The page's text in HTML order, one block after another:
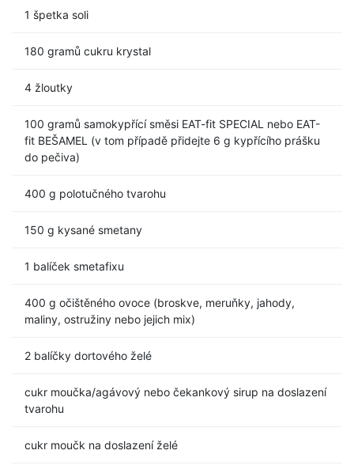
1 špetka soli
180 gramů cukru krystal
4 žloutky
100 gramů samokypřící směsi EAT-fit SPECIAL nebo EAT-
fit BEŠAMEL (v tom případě přidejte 6 g kypřícího prášku
do pečiva)
400 g polotučného tvarohu
150 g kysané smetany
1 balíček smetafixu
400 g očištěného ovoce (broskve, meruňky, jahody,
maliny, ostružiny nebo jejich mix)
2 balíčky dortového želé
cukr moučka/agávový nebo čekankový sirup na doslazení
tvarohu
cukr moučk na doslazení želé